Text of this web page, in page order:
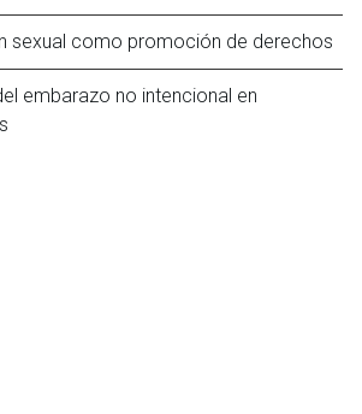
sexual como promoción de derechos
embarazo no intencional en